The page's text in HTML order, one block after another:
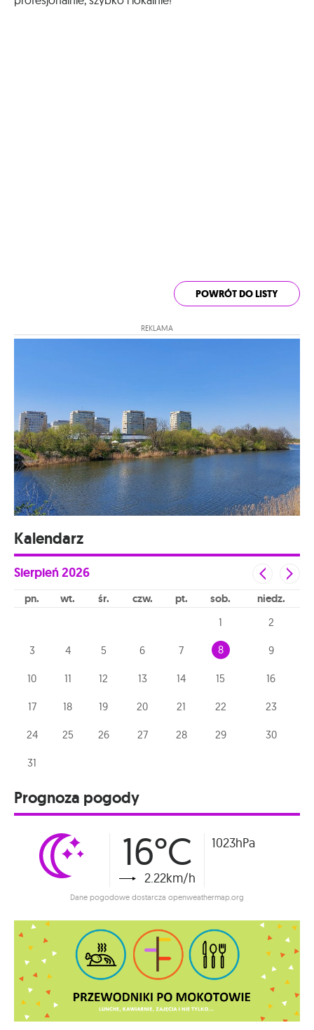
POWRÓT DO LISTY
REKLAMA
Kalendarz
Sierpień2026
pn wt śr czw pt sob niedz
1 2
3 4 5 6 7 8 9
10 11 12 13 14 15 16
17 18 19 20 21 22 23
24 25 26 27 28 29 30
31
Prognoza pogody
16°C
2.22km/h
1023hPa
Dane pogodowe dostarcza openweathermap.org